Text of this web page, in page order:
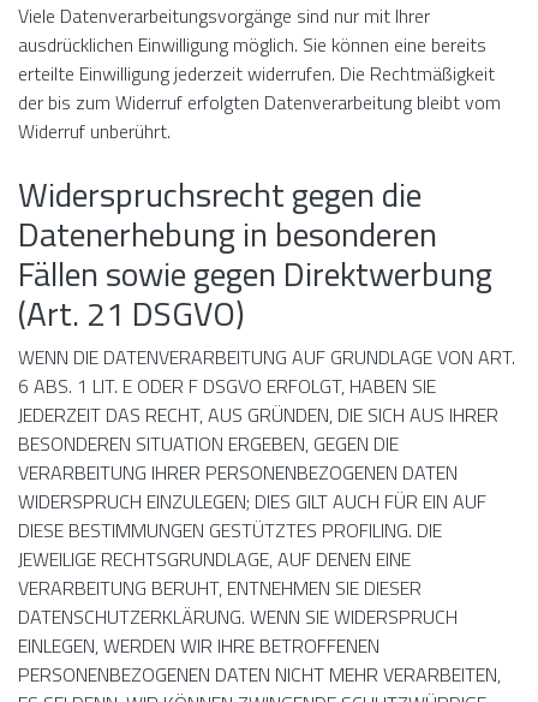
Viele Datenverarbeitungsvorgänge sind nur mit Ihrer
ausdrücklichen Einwilligung möglich. Sie können eine bereits
erteilte Einwilligung jederzeit widerrufen. Die Rechtmäßigkeit
der bis zum Widerruf erfolgten Datenverarbeitung bleibt vom
Widerruf unberührt.
Widerspruchsrecht gegen die
Datenerhebung in besonderen
Fällen sowie gegen Direktwerbung
(Art. 21 DSGVO)
WENN DIE DATENVERARBEITUNG AUF GRUNDLAGE VON ART.
6 ABS. 1 LIT. E ODER F DSGVO ERFOLGT, HABEN SIE
JEDERZEIT DAS RECHT, AUS GRÜNDEN, DIE SICH AUS IHRER
BESONDEREN SITUATION ERGEBEN, GEGEN DIE
VERARBEITUNG IHRER PERSONENBEZOGENEN DATEN
WIDERSPRUCH EINZULEGEN; DIES GILT AUCH FÜR EIN AUF
DIESE BESTIMMUNGEN GESTÜTZTES PROFILING. DIE
JEWEILIGE RECHTSGRUNDLAGE, AUF DENEN EINE
VERARBEITUNG BERUHT, ENTNEHMEN SIE DIESER
DATENSCHUTZERKLÄRUNG. WENN SIE WIDERSPRUCH
EINLEGEN, WERDEN WIR IHRE BETROFFENEN
PERSONENBEZOGENEN DATEN NICHT MEHR VERARBEITEN,